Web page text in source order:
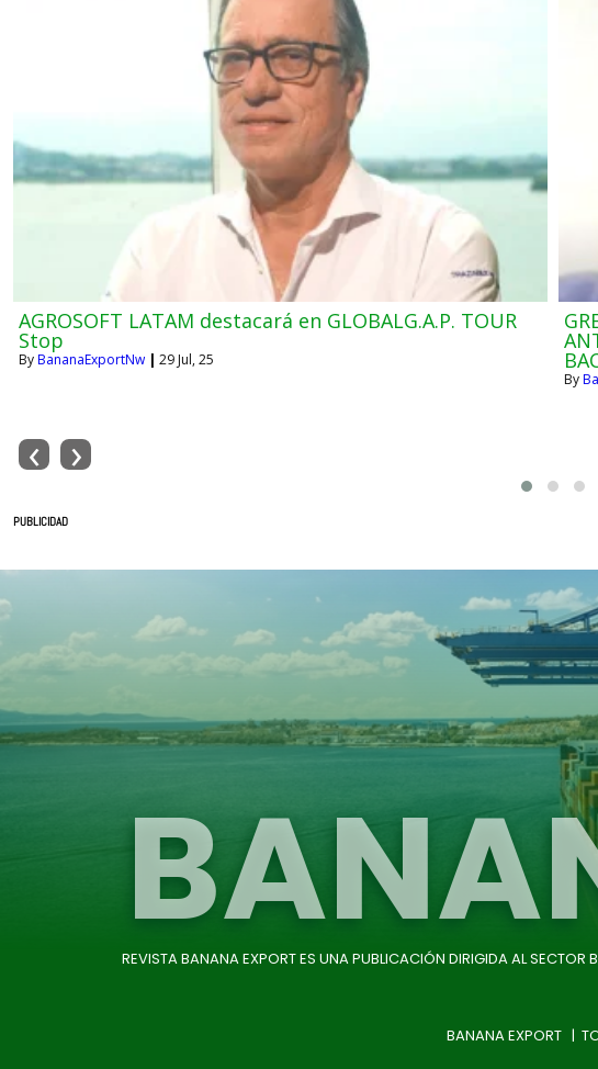
AGROSOFT LATAM destacará en GLOBALG.A.P. TOUR
Stop
ByBananaExportNw | 29 Jul, 25
By
‹ ›
PUBLICIDAD
REVISTA BANANA EXPORT ES UNA PUBLICACIÓN DIRIGIDA AL
BANANA EXPORT |